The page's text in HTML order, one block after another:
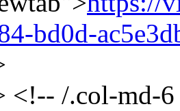
bd0d-
<!-- /.col-md-